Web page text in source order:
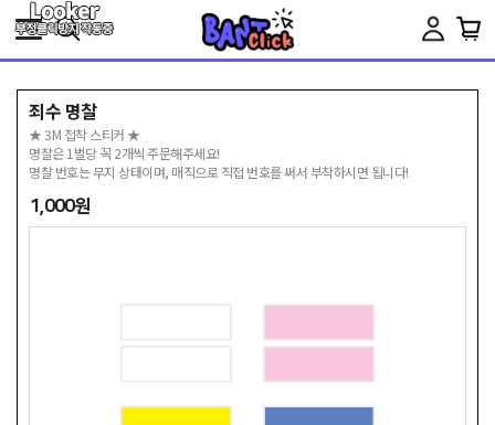
Toggle
죄수 명찰
★ 3M 접착 스티커 ★
명찰은 1벌당 꼭 2개씩 주문해주세요!
명찰 번호는 무지 상태이며, 매직으로 직접 번호를 써서 부착하시면 됩니다!
1,000원